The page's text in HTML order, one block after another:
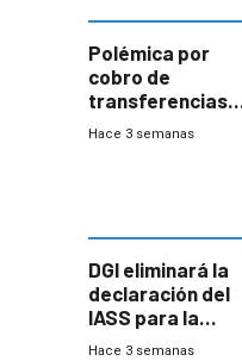
Polémica por
cobro de
transferencias
del Mides en
Hace 3 semanas
DGI eliminará la
declaración del
IASS para la
mayoría de los
Hace 3 semanas